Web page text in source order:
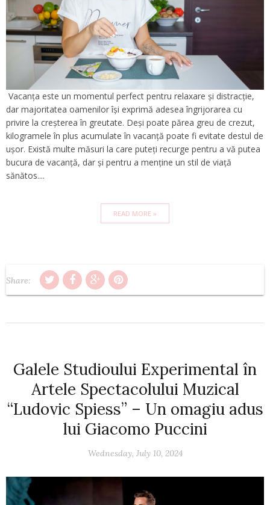
Vacanța este un momentul perfect pentru relaxare și distracție,
dar majoritatea oamenilor își exprimă adesea îngrijorarea cu
privire la creșterea în greutate. Deși poate părea greu de crezut,
kilogramele în plus acumulate în vacanță poate fi evitate destul de
ușor. Există multe măsuri la care puteți recurge pentru a vă putea
bucura de vacanță, dar și pentru a menține un stil de viață
sănătos....
READ MORE »
Share:
Galele Studioului Experimental în
Artele Spectacolului Muzical
“Ludovic Spiess” – Un omagiu adus
lui Giacomo Puccini
Wednesday, July 10, 2024